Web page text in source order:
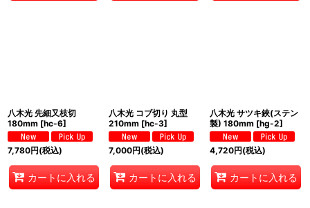
八木光 先細又枝切
180mm [hc-6]
7,780円(税込)
カートに入れる
八木光 コブ切り 丸型
210mm [hc-3]
7,000円(税込)
カートに入れる
八木光 サツキ鋏(ステン
製) 180mm [hg-2]
4,720円(税込)
カートに入れる